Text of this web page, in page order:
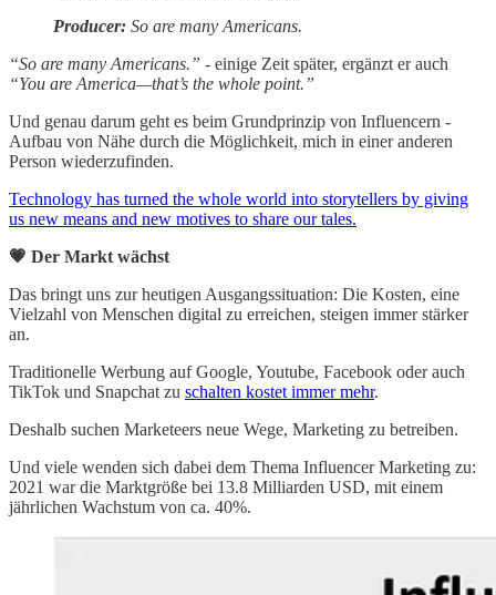
Producer: So are many Americans.
“So are many Americans.” - einige Zeit später, ergänzt er auch
“You are America—that’s the whole point.”
Und genau darum geht es beim Grundprinzip von Influencern -
Aufbau von Nähe durch die Möglichkeit, mich in einer anderen
Person wiederzufinden.
Technology has turned the whole world into storytellers by giving
us new means and new motives to share our tales.
💗 Der Markt wächst
Das bringt uns zur heutigen Ausgangssituation: Die Kosten, eine
Vielzahl von Menschen digital zu erreichen, steigen immer stärker
an.
Traditionelle Werbung auf Google, Youtube, Facebook oder auch
TikTok und Snapchat zu schalten kostet immer mehr.
Deshalb suchen Marketeers neue Wege, Marketing zu betreiben.
Und viele wenden sich dabei dem Thema Influencer Marketing zu:
2021 war die Marktgröße bei 13.8 Milliarden USD, mit einem
jährlichen Wachstum von ca. 40%.